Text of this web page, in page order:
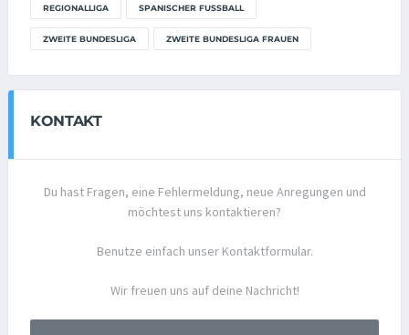
REGIONALLIGA SPANISCHER FUSSBALL
ZWEITE BUNDESLIGA ZWEITE BUNDESLIGA FRAUEN
KONTAKT
Du hast Fragen, eine Fehlermeldung, neue Anregungen und
möchtest uns kontaktieren?
Benutze einfach unser Kontaktformular.
Wir freuen uns auf deine Nachricht!